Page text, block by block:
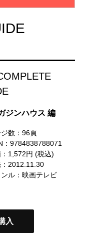
ジンハウス 編
数：96頁
：9784838788071
：1,572円 (税込)
2012.11.30
ル：映画テレビ
入